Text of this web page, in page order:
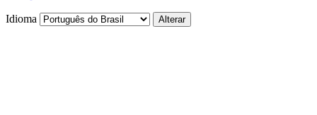
Idioma